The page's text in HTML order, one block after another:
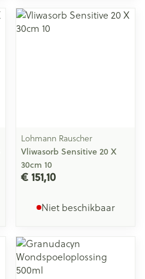
Lohmann Rauscher
Vliwasorb Sensitive 20 X
30cm 10
€ 151,10
Niet beschikbaar